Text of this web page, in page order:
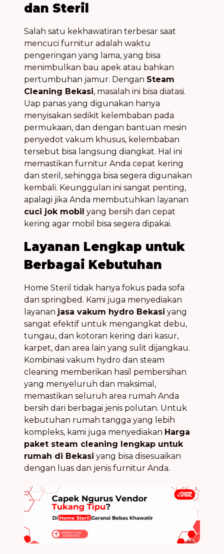
dan Steril
Salah satu kekhawatiran terbesar saat
mencuci furnitur adalah waktu
pengeringan yang lama, yang bisa
menimbulkan bau apek atau bahkan
pertumbuhan jamur. Dengan Steam
Cleaning Bekasi, masalah ini bisa diatasi.
Uap panas yang digunakan hanya
menyisakan sedikit kelembaban pada
permukaan, dan dengan bantuan mesin
penyedot vakum khusus, kelembaban
tersebut bisa langsung diangkat. Hal ini
memastikan furnitur Anda cepat kering
dan steril, sehingga bisa segera digunakan
kembali. Keunggulan ini sangat penting,
apalagi jika Anda membutuhkan layanan
cuci jok mobil yang bersih dan cepat
kering agar mobil bisa segera dipakai.
Layanan Lengkap untuk
Berbagai Kebutuhan
Home Steril tidak hanya fokus pada sofa
dan springbed. Kami juga menyediakan
layanan jasa vakum hydro Bekasi yang
sangat efektif untuk mengangkat debu,
tungau, dan kotoran kering dari kasur,
karpet, dan area lain yang sulit dijangkau.
Kombinasi vakum hydro dan steam
cleaning memberikan hasil pembersihan
yang menyeluruh dan maksimal,
memastikan seluruh area rumah Anda
bersih dari berbagai jenis polutan. Untuk
kebutuhan rumah tangga yang lebih
kompleks, kami juga menyediakan Harga
paket steam cleaning lengkap untuk
rumah di Bekasi yang bisa disesuaikan
dengan luas dan jenis furnitur Anda.